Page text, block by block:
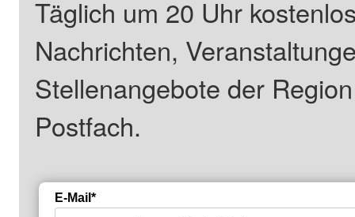
Täglich um 20 Uhr
Nachrichten,
Stellenangebote der
Postfach.
E-Mail*